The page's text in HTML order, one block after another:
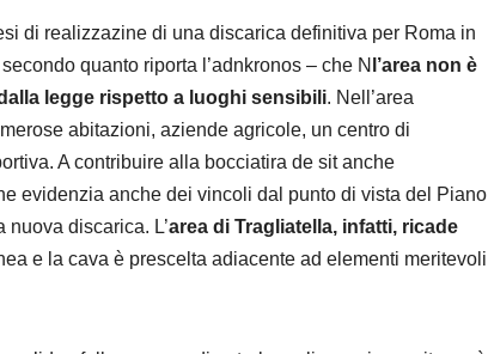
di realizzazine di una discarica definitiva per Roma in
quanto riporta l’adnkronos – che N l’area non è
legge rispetto a luoghi sensibili. Nell’area
abitazioni, aziende agricole, un centro di
A contribuire alla bocciatira de sit anche
evidenzia anche dei vincoli dal punto di vista del Piano
discarica. L’area di Tragliatella, infatti, ricade
e la cava è prescelta adiacente ad elementi meritevoli